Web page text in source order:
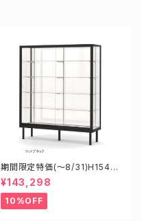
期間限定特価(～8/31)H15455
B W1500D450H1500mm 新
型業務用ガラスケース ショーケ
ース
¥143,298
10%OFF